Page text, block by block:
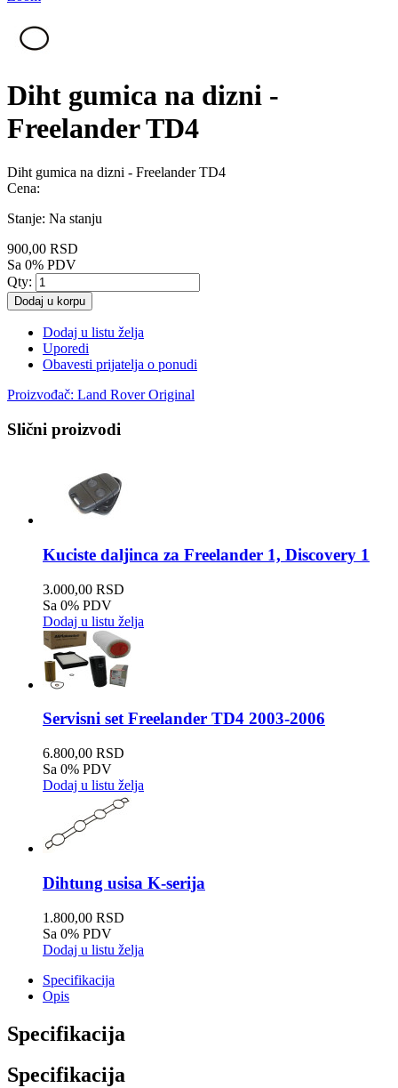
Diht gumica na dizni -
Freelander TD4
Diht gumica na dizni - Freelander TD4
Cena:
Stanje: Na stanju
900,00 RSD
Sa 0% PDV
Qty:
Dodaj u korpu
Dodaj u listu želja
Uporedi
Obavesti prijatelja o ponudi
Proizvođač: Land Rover Original
Slični proizvodi
Kuciste daljinca za Freelander 1, Discovery 1
3.000,00 RSD
Sa 0% PDV
Dodaj u listu želja
Servisni set Freelander TD4 2003-2006
6.800,00 RSD
Sa 0% PDV
Dodaj u listu želja
Dihtung usisa K-serija
1.800,00 RSD
Sa 0% PDV
Dodaj u listu želja
Specifikacija
Opis
Specifikacija
Specifikacija